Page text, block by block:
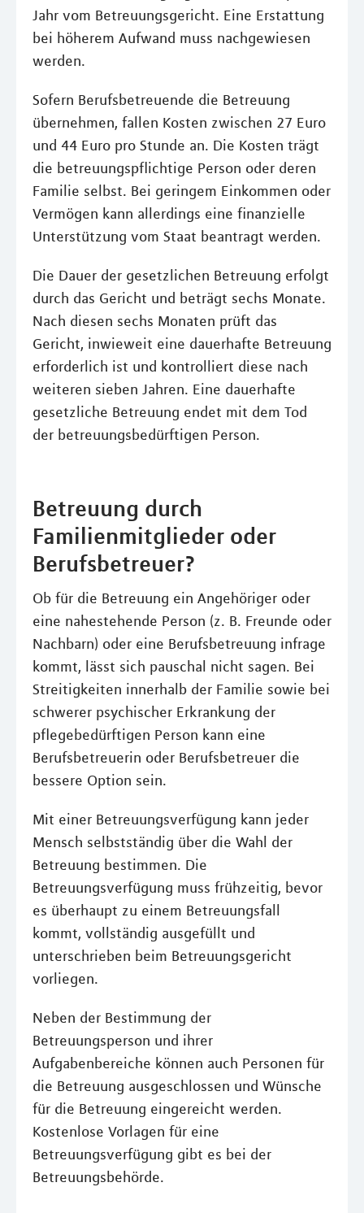
Jahr vom Betreuungsgericht. Eine Erstattung
bei höherem Aufwand muss nachgewiesen
werden.
Sofern Berufsbetreuende die Betreuung
übernehmen, fallen Kosten zwischen 27 Euro
und 44 Euro pro Stunde an. Die Kosten trägt
die betreuungspflichtige Person oder deren
Familie selbst. Bei geringem Einkommen oder
Vermögen kann allerdings eine finanzielle
Unterstützung vom Staat beantragt werden.
Die Dauer der gesetzlichen Betreuung erfolgt
durch das Gericht und beträgt sechs Monate.
Nach diesen sechs Monaten prüft das
Gericht, inwieweit eine dauerhafte Betreuung
erforderlich ist und kontrolliert diese nach
weiteren sieben Jahren. Eine dauerhafte
gesetzliche Betreuung endet mit dem Tod
der betreuungsbedürftigen Person.
Betreuung durch
Familienmitglieder oder
Berufsbetreuer?
Ob für die Betreuung ein Angehöriger oder
eine nahestehende Person (z. B. Freunde oder
Nachbarn) oder eine Berufsbetreuung infrage
kommt, lässt sich pauschal nicht sagen. Bei
Streitigkeiten innerhalb der Familie sowie bei
schwerer psychischer Erkrankung der
pflegebedürftigen Person kann eine
Berufsbetreuerin oder Berufsbetreuer die
bessere Option sein.
Mit einer Betreuungsverfügung kann jeder
Mensch selbstständig über die Wahl der
Betreuung bestimmen. Die
Betreuungsverfügung muss frühzeitig, bevor
es überhaupt zu einem Betreuungsfall
kommt, vollständig ausgefüllt und
unterschrieben beim Betreuungsgericht
vorliegen.
Neben der Bestimmung der
Betreuungsperson und ihrer
Aufgabenbereiche können auch Personen für
die Betreuung ausgeschlossen und Wünsche
für die Betreuung eingereicht werden.
Kostenlose Vorlagen für eine
Betreuungsverfügung gibt es bei der
Betreuungsbehörde.